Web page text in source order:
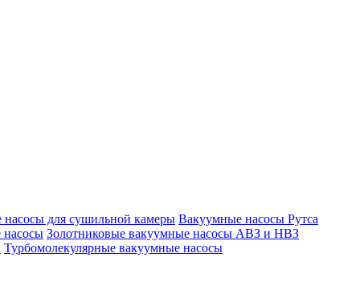
для сушильной камеры Вакуумные насосы Рутса
Золотниковые вакуумные насосы АВЗ и НВЗ
Турбомолекулярные вакуумные насосы